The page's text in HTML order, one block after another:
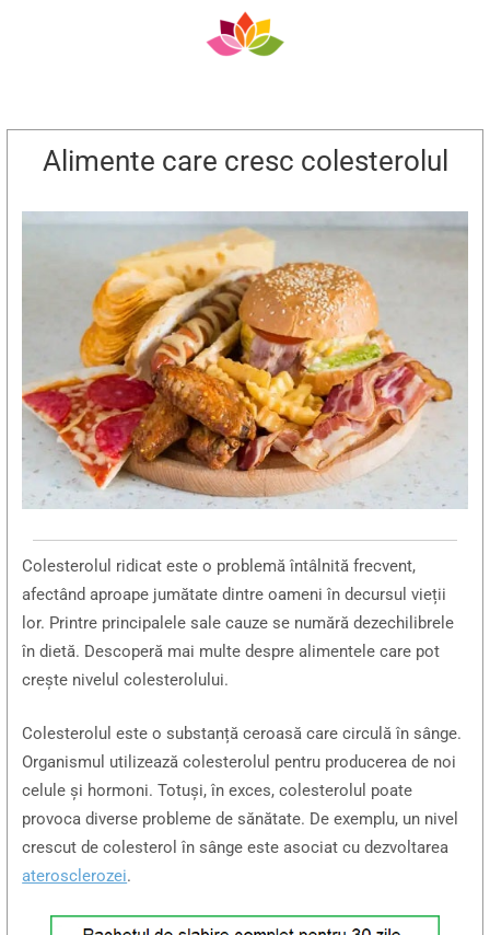
Alimente care cresc colesterolul
Colesterolul ridicat este o problemă întâlnită frecvent,
afectând aproape jumătate dintre oameni în decursul vieții
lor. Printre principalele sale cauze se numără dezechilibrele
în dietă. Descoperă mai multe despre alimentele care pot
crește nivelul colesterolului.
Colesterolul este o substanță ceroasă care circulă în sânge.
Organismul utilizează colesterolul pentru producerea de noi
celule și hormoni. Totuși, în exces, colesterolul poate
provoca diverse probleme de sănătate. De exemplu, un nivel
crescut de colesterol în sânge este asociat cu dezvoltarea
aterosclerozei.